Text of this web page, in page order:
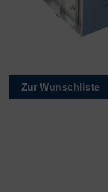
Zur Wunschliste